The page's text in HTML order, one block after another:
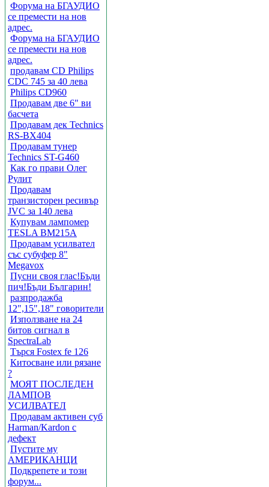
Форума на БГАУДИО
се премести на нов
адрес.
Форума на БГАУДИО
се премести на нов
адрес.
продавам CD Philips
CDC 745 за 40 лева
Philips CD960
Продавам две 6" ви
басчета
Продавам дек Technics
RS-BX404
Продавам тунер
Technics ST-G460
Как го прави Олег
Рулит
Продавам
транзисторен ресивър
JVC за 140 лева
Купувам лампомер
TESLA BM215A
Продавам усилвател
със субуфер 8"
Megavox
Пусни своя глас!Бъди
пич!Бъди Българин!
разпродажба
12",15",18" говорители
Използване на 24
битов сигнал в
SpectraLab
Търся Fostex fe 126
Китосване или рязане
?
МОЯТ ПОСЛЕДЕН
ЛАМПОВ
УСИЛВАТЕЛ
Продавам активен суб
Harman/Kardon с
дефект
Пустите му
АМЕРИКАНЦИ
Подкрепете и този
форум...